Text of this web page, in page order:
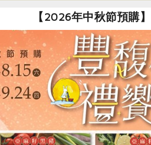
御鑫水產企業有限公司
味噌秋刀魚
【2026年中秋節預購】